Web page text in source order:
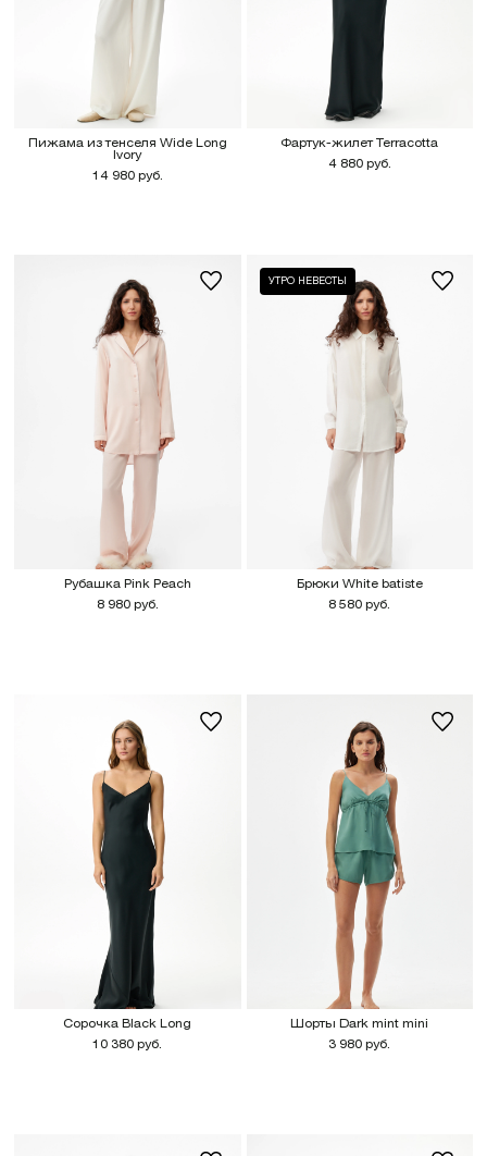
Пижама из тенселя Wide Long
Ivory
14 980 руб.
Фартук-жилет Terracotta
4 880 руб.
Рубашка Pink Peach
8 980 руб.
УТРО НЕВЕСТЫ
Брюки White batiste
8 580 руб.
Сорочка Black Long
10 380 руб.
Шорты Dark mint mini
3 980 руб.